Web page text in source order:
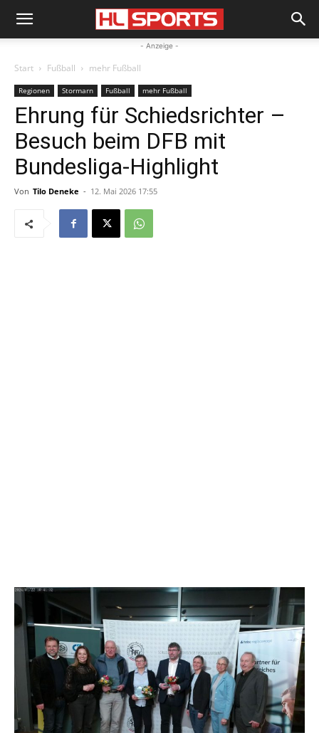
- Anzeige -
Start Fußball mehr Fußball
Regionen Stormarn Fußball mehr Fußball
Ehrung für Schiedsrichter –
Besuch beim DFB mit
Bundesliga-Highlight
Von Tilo Deneke - 12. Mai 2026 17:55